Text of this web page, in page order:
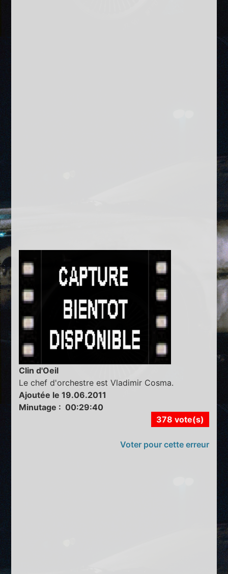
Clin d'Oeil
Le chef d'orchestre est Vladimir Cosma.
Ajoutée le 19.06.2011
Minutage : 00:29:40
378 vote(s)
Voter pour cette erreur